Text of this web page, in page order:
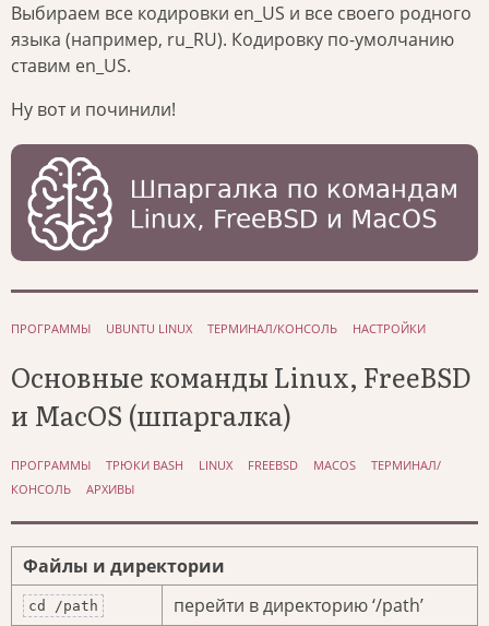
Выбираем все кодировки en_US и все своего родного
языка (например, ru_RU). Кодировку по-умолчанию
ставим en_US.
Ну вот и починили!
ПРОГРАММЫ UBUNTU LINUX ТЕРМИНАЛ/КОНСОЛЬ НАСТРОЙКИ
Основные команды Linux, FreeBSD
и MacOS (шпаргалка)
ПРОГРАММЫ ТРЮКИ BASH LINUX FREEBSD MACOS
ТЕРМИНАЛ/
КОНСОЛЬ
АРХИВЫ
Файлы и директории
cd /path перейти в директорию ‘/path’